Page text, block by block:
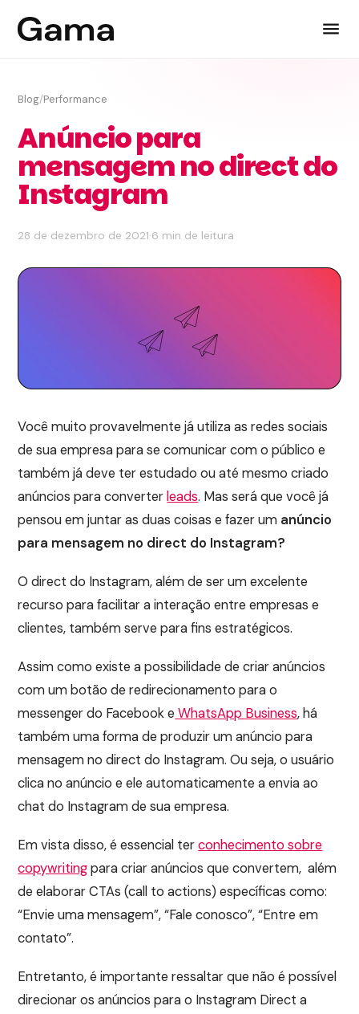
Blog/Performance
Anúncio para
mensagem no direct do
Instagram
28 de dezembro de 2021·6 min de leitura
Você muito provavelmente já utiliza as redes sociais
de sua empresa para se comunicar com o público e
também já deve ter estudado ou até mesmo criado
anúncios para converterleads. Mas será que você já
pensou em juntar as duas coisas e fazer um anúncio
para mensagem no direct do Instagram?
O direct do Instagram, além de ser um excelente
recurso para facilitar a interação entre empresas e
clientes, também serve para fins estratégicos.
Assim como existe a possibilidade de criar anúncios
com um botão de redirecionamento para o
messenger do Facebook e WhatsApp Business, há
também uma forma de produzir um anúncio para
mensagem no direct do Instagram. Ou seja, o usuário
clica no anúncio e ele automaticamente a envia ao
chat do Instagram de sua empresa.
Em vista disso, é essencial terconhecimento sobre
copywritingpara criar anúncios que convertem, além
de elaborar CTAs (call to actions) específicas como:
“Envie uma mensagem”, “Fale conosco”, “Entre em
contato”.
Entretanto, é importante ressaltar que não é possível
direcionar os anúncios para o Instagram Direct a